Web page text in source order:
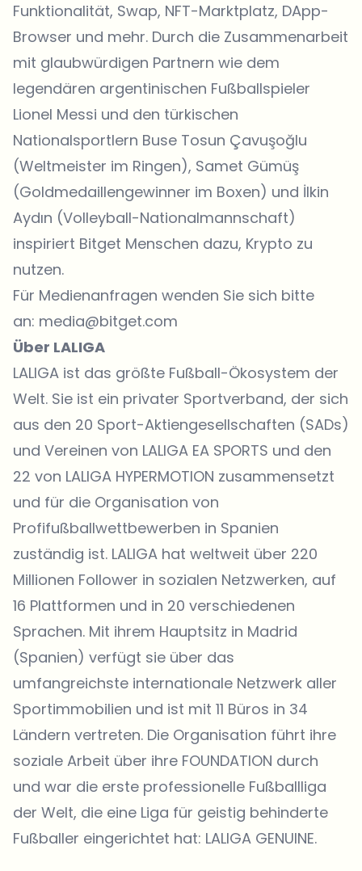
Funktionalität, Swap, NFT-Marktplatz, DApp-
Browser und mehr. Durch die Zusammenarbeit
mit glaubwürdigen Partnern wie dem
legendären argentinischen Fußballspieler
Lionel Messi und den türkischen
Nationalsportlern Buse Tosun Çavuşoğlu
(Weltmeister im Ringen), Samet Gümüş
(Goldmedaillengewinner im Boxen) und İlkin
Aydın (Volleyball-Nationalmannschaft)
inspiriert Bitget Menschen dazu, Krypto zu
nutzen.
Für Medienanfragen wenden Sie sich bitte
an: media@bitget.com
Über LALIGA
LALIGA ist das größte Fußball-Ökosystem der
Welt. Sie ist ein privater Sportverband, der sich
aus den 20 Sport-Aktiengesellschaften (SADs)
und Vereinen von LALIGA EA SPORTS und den
22 von LALIGA HYPERMOTION zusammensetzt
und für die Organisation von
Profifußballwettbewerben in Spanien
zuständig ist. LALIGA hat weltweit über 220
Millionen Follower in sozialen Netzwerken, auf
16 Plattformen und in 20 verschiedenen
Sprachen. Mit ihrem Hauptsitz in Madrid
(Spanien) verfügt sie über das
umfangreichste internationale Netzwerk aller
Sportimmobilien und ist mit 11 Büros in 34
Ländern vertreten. Die Organisation führt ihre
soziale Arbeit über ihre FOUNDATION durch
und war die erste professionelle Fußballliga
der Welt, die eine Liga für geistig behinderte
Fußballer eingerichtet hat: LALIGA GENUINE.